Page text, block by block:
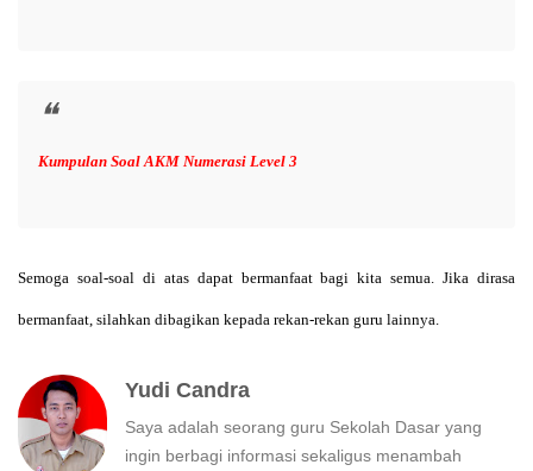
Kumpulan Soal AKM Numerasi Level 3
Semoga soal-soal di atas dapat bermanfaat bagi kita semua. Jika dirasa
bermanfaat, silahkan dibagikan kepada rekan-rekan guru lainnya.
Yudi Candra
Saya adalah seorang guru Sekolah Dasar yang
ingin berbagi informasi sekaligus menambah